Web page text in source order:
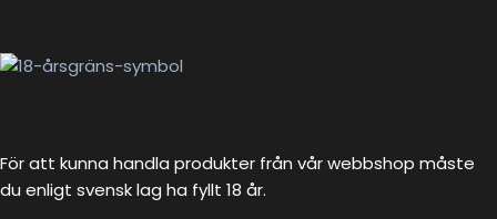
För att kunna handla produkter från vår webbshop måste
du enligt svensk lag ha fyllt 18 år.